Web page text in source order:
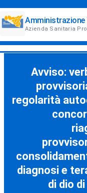
Amministrazione
Azienda Sanitaria
Avviso:
regolarità
diagnosi e
di dio